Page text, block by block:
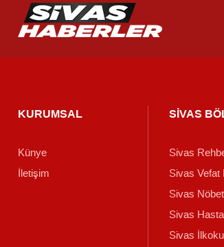
KURUMSAL
Künye
İletişim
SİVAS
Sivas
Sivas Vefat
Sivas
Sivas
Sivas